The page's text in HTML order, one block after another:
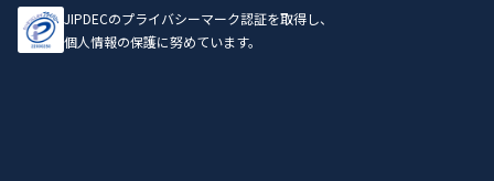
JIPDECのプライバシーマーク認証を取得し、
個人情報の保護に努めています。